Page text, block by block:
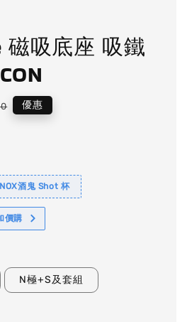
吸底座 吸鐵
優惠
酒鬼 Shot 杯
價購
N極+S及套組